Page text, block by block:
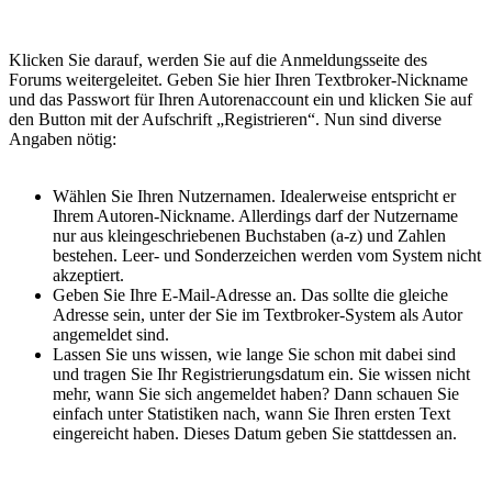
Klicken Sie darauf, werden Sie auf die Anmeldungsseite des
Forums weitergeleitet. Geben Sie hier Ihren Textbroker-Nickname
und das Passwort für Ihren Autorenaccount ein und klicken Sie auf
den Button mit der Aufschrift „Registrieren“. Nun sind diverse
Angaben nötig:
Wählen Sie Ihren Nutzernamen. Idealerweise entspricht er
Ihrem Autoren-Nickname. Allerdings darf der Nutzername
nur aus kleingeschriebenen Buchstaben (a-z) und Zahlen
bestehen. Leer- und Sonderzeichen werden vom System nicht
akzeptiert.
Geben Sie Ihre E-Mail-Adresse an. Das sollte die gleiche
Adresse sein, unter der Sie im Textbroker-System als Autor
angemeldet sind.
Lassen Sie uns wissen, wie lange Sie schon mit dabei sind
und tragen Sie Ihr Registrierungsdatum ein. Sie wissen nicht
mehr, wann Sie sich angemeldet haben? Dann schauen Sie
einfach unter Statistiken nach, wann Sie Ihren ersten Text
eingereicht haben. Dieses Datum geben Sie stattdessen an.